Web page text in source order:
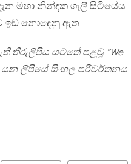
මහා නින්දක ගැලී සිටියේය.
ඉඩ නොදෙනු ඇත.
තීරුලිපිය යටතේ පළවූ ”We
යන ලිපියේ සිංහල පරිවර්තනය